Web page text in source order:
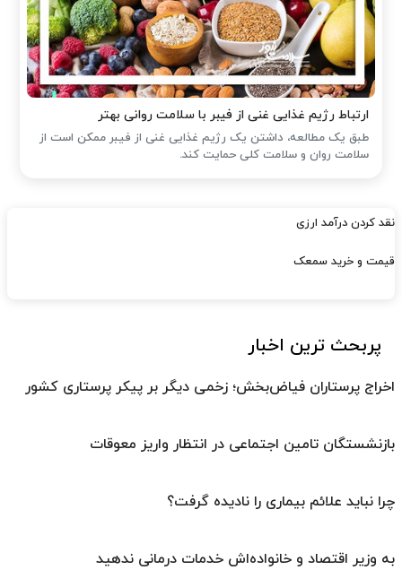
ارتباط رژیم غذایی غنی از فیبر با سلامت روانی بهتر
طبق یک مطالعه، داشتن یک رژیم غذایی غنی از فیبر ممکن است از
سلامت روان و سلامت کلی حمایت کند.
نقد کردن درآمد ارزی
قیمت و خرید سمعک
پربحث ترین اخبار
اخراج پرستاران فیاض‌بخش؛ زخمی دیگر بر پیکر پرستاری کشور
بازنشستگان تامین اجتماعی در انتظار واریز معوقات
چرا نباید علائم بیماری را نادیده گرفت؟
به وزیر اقتصاد و خانواده‌اش خدمات درمانی ندهید